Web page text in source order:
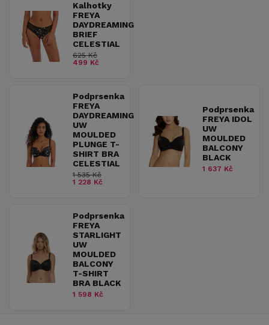
Kalhotky
FREYA
DAYDREAMING
BRIEF
CELESTIAL
625 Kč
499 Kč
Podprsenka
FREYA
DAYDREAMING
UW
MOULDED
PLUNGE T-
SHIRT BRA
CELESTIAL
1 535 Kč
1 228 Kč
Podprsenka
FREYA IDOL
UW
MOULDED
BALCONY
BLACK
1 637 Kč
Podprsenka
FREYA
STARLIGHT
UW
MOULDED
BALCONY
T-SHIRT
BRA BLACK
1 598 Kč